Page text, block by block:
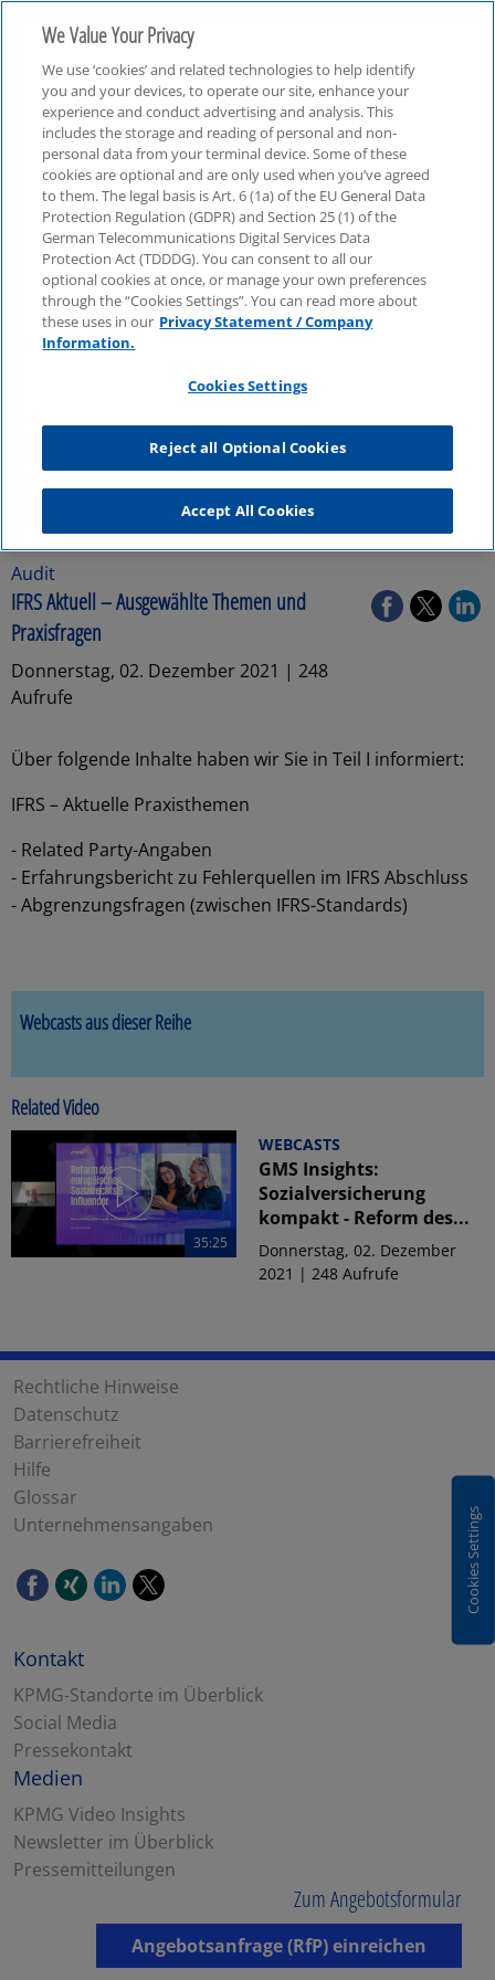
IFRS Aktuell
Audit
IFRS Aktuell – Ausgewählte Themen und
Praxisfragen
Donnerstag, 02. Dezember 2021 | 248
Aufrufe
Über folgende Inhalte haben wir Sie in Teil I informiert:
IFRS – Aktuelle Praxisthemen
- Related Party-Angaben
- Erfahrungsbericht zu Fehlerquellen im IFRS Abschluss
- Abgrenzungsfragen (zwischen IFRS-Standards)
Webcasts aus dieser Reihe
Related Video
35:25
WEBCASTS
GMS Insights:
Sozialversicherung
kompakt - Reform des...
Donnerstag, 02. Dezember
2021 | 248 Aufrufe
Cookies Settings
Rechtliche Hinweise
Datenschutz
Barrierefreiheit
Hilfe
Glossar
Unternehmensangaben
Kontakt
KPMG-Standorte im Überblick
Social Media
Pressekontakt
Medien
KPMG Video Insights
Newsletter im Überblick
Pressemitteilungen
Zum Angebotsformular
Angebotsanfrage (RfP) einreichen
We Value Your Privacy
We use ‘cookies’ and related technologies to help identify
you and your devices, to operate our site, enhance your
experience and conduct advertising and analysis. This
includes the storage and reading of personal and non-
personal data from your terminal device. Some of these
cookies are optional and are only used when you’ve agreed
to them. The legal basis is Art. 6 (1a) of the EU General Data
Protection Regulation (GDPR) and Section 25 (1) of the
German Telecommunications Digital Services Data
Protection Act (TDDDG). You can consent to all our
optional cookies at once, or manage your own preferences
through the “Cookies Settings”. You can read more about
these uses in our Privacy Statement / Company
Information.
Cookies Settings
Reject all Optional Cookies
Accept All Cookies